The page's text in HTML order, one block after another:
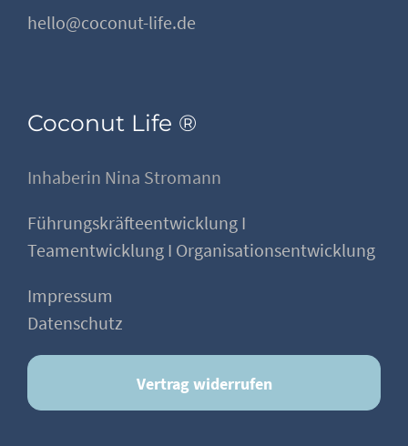
hello@coconut-life.de
Coconut Life ®
Inhaberin Nina Stromann
Führungskräfteentwicklung I
Teamentwicklung I Organisationsentwicklung
Impressum
Datenschutz
Vertrag widerrufen